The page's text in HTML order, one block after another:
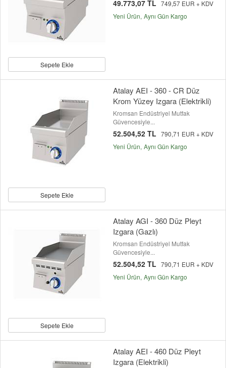
Sepete Ekle
49.773,07 TL 749,57 EUR + KDV
Yeni Ürün Aynı Gün Kargo
Sepete Ekle
Atalay AEI - 360 - CR Düz
Krom Yüzey Izgara (Elektrikli)
Kromsan Endüstriyel Mutfak
Güvencesiyle...
52.504,52 TL 790,71 EUR + KDV
Yeni Ürün Aynı Gün Kargo
Sepete Ekle
Atalay AGI - 360 Düz Pleyt
Izgara (Gazlı)
Kromsan Endüstriyel Mutfak
Güvencesiyle...
52.504,52 TL 790,71 EUR + KDV
Yeni Ürün Aynı Gün Kargo
Atalay AEI - 460 Düz Pleyt
Izgara (Elektrikli)